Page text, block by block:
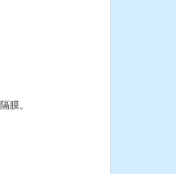
膜。